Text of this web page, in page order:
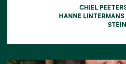
CHIEL
HANNE LINTERMANS